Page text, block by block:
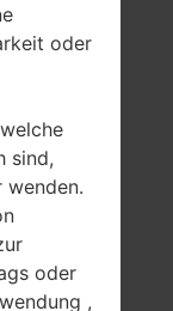
oder
sind,
wenden.
oder
,